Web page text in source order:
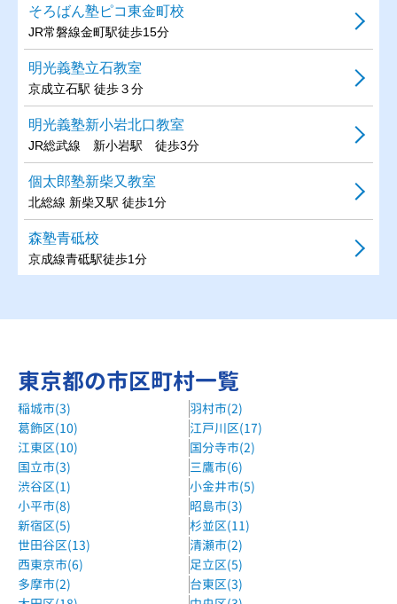
そろばん塾ピコ東金町校
JR常磐線金町駅徒歩15分
明光義塾立石教室
京成立石駅 徒歩３分
明光義塾新小岩北口教室
JR総武線 新小岩駅 徒歩3分
個太郎塾新柴又教室
北総線 新柴又駅 徒歩1分
森塾青砥校
京成線青砥駅徒歩1分
JR金町駅下車徒歩1分
亀有駅徒歩13分
森塾新小岩校
JR新小岩駅下車徒歩2分
城南コベッツ新小岩教室
JR総武線 新小岩駅 徒歩1分
東京都の市区町村一覧
稲城市(3)
羽村市(2)
葛飾区(10)
江戸川区(17)
江東区(10)
国分寺市(2)
国立市(3)
三鷹市(6)
渋谷区(1)
小金井市(5)
小平市(8)
昭島市(3)
新宿区(5)
杉並区(11)
世田谷区(13)
清瀬市(2)
西東京市(6)
足立区(5)
多摩市(2)
台東区(3)